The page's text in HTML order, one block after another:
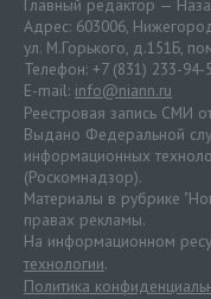
Главный редактор —
Адрес: 603006,
ул. М.Горького, д.151Б,
Телефон: +7 (831) 233-94-
E-mail: info@niann.ru
Реестровая запись СМИ
Выдано Федеральной
информационных
(Роскомнадзор).
Материалы в рубрике
правах рекламы.
На информационном
технологии.
Политика